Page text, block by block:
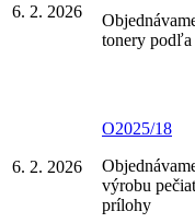
6. 2. 2026
tonery
6. 2. 2026
O2025/18
výrobu
prílohy